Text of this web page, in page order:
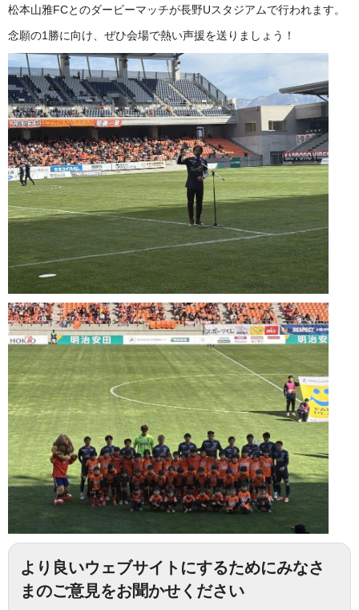
松本山雅FCとのダービーマッチが長野Uスタジアムで行われます。
念願の1勝に向け、ぜひ会場で熱い声援を送りましょう！
より良いウェブサイトにするためにみなさ
まのご意見をお聞かせください